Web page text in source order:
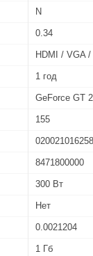
N
0.34
HDMI / VGA /
1 год
GeForce GT
155
8471800000
300 Вт
Нет
0.0021204
1 Гб